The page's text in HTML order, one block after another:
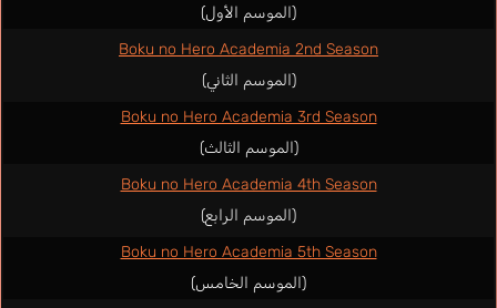
(الموسم الأول)
Boku no Hero Academia 2nd Season
(الموسم الثاني)
Boku no Hero Academia 3rd Season
(الموسم الثالث)
Boku no Hero Academia 4th Season
(الموسم الرابع)
Boku no Hero Academia 5th Season
(الموسم الخامس)